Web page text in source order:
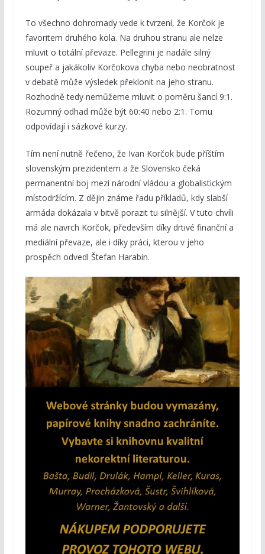
To všechno dohromady vede k tvrzení, že Korčok je
favoritem druhého kola. Na druhou stranu ale nelze
mluvit o totální převaze. Pellegrini je nadále silný
soupeř a jakákoliv Korčokova chyba nebo neobratnost
v debatě může výsledek překlonit na jeho stranu.
Rozhodně tedy nemůžeme mluvit o poměru šancí 9:1.
Rozumný odhad může být 60:40 nebo 2:1. Tomu
odpovídají i sázkové kurzy.
Tím není nutně řečeno, že Ivan Korčok bude příštím
slovenským prezidentem a že Slovensko čeká
permanentní boj mezi národní vládou a globalistickým
místodržícím. Z dějin známe řadu příkladů, kdy slabší
armáda dokázala v bitvě porazit tu silnější. V tuto chvíli
má ale navrch Korčok, především díky drtivé finanční a
mediální převaze, ale i díky práci, kterou v jeho
prospěch odvedl Štefan Harabin.